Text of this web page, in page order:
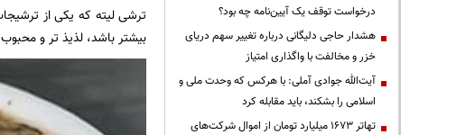
ترشی لیته که یکی از
بیشتر باشد، لذیذ تر و
درخواست توقف یک آیین‌نامه چه بود؟
هشدار حاجی دلیگانی درباره تغییر سهم دریای
خزر و مخالفت با واگذاری امتیاز
آیت‌الله جوادی آملی: با هرکس که وحدت ملی و
اسلامی را بشکند، باید مقابله کرد
تهاتر ۱۶۷۳ میلیارد تومان از اموال شرکت‌های